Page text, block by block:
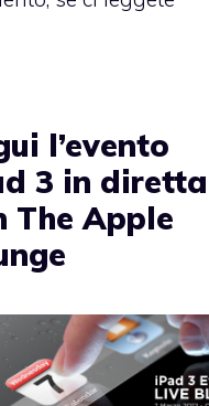
l’evento
3 in diretta
The Apple